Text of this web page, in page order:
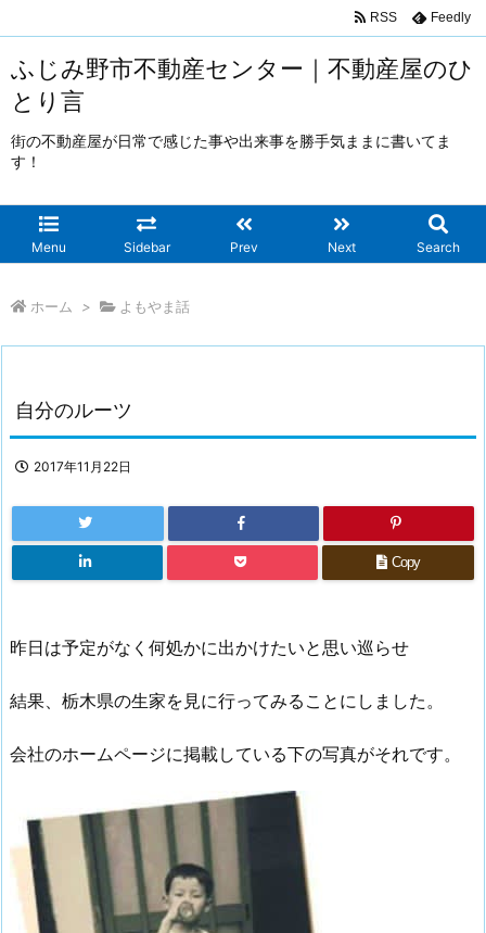
ふじみ野市不動産センター｜不動産屋のひ
とり言
街の不動産屋が日常で感じた事や出来事を勝手気ままに書いてま
す！
Menu Sidebar Prev Next Search
RSS Feedly
ホーム > よもやま話
自分のルーツ
2017年11月22日
Copy
昨日は予定がなく何処かに出かけたいと思い巡らせ
結果、栃木県の生家を見に行ってみることにしました。
会社のホームページに掲載している下の写真がそれです。